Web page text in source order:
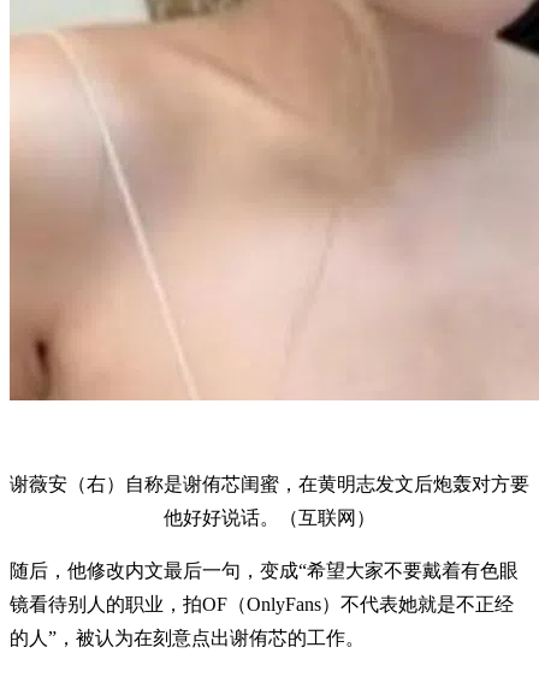
谢薇安（右）自称是谢侑芯闺蜜，在黄明志发文后炮轰对方要
他好好说话。（互联网）
随后，他修改内文最后一句，变成“希望大家不要戴着有色眼
镜看待别人的职业，拍OF（OnlyFans）不代表她就是不正经
的人”，被认为在刻意点出谢侑芯的工作。